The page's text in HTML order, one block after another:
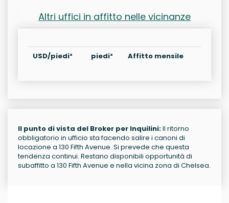
Altri uffici in affitto nelle vicinanze
USD/piedi² piedi² Affitto mensile
Il punto di vista del Broker per Inquilini:Il ritorno
obbligatorio in ufficio sta facendo salire i canoni di
locazione a 130 Fifth Avenue. Si prevede che questa
tendenza continui. Restano disponibili opportunità di
subaffitto a 130 Fifth Avenue e nella vicina zona di Chelsea.